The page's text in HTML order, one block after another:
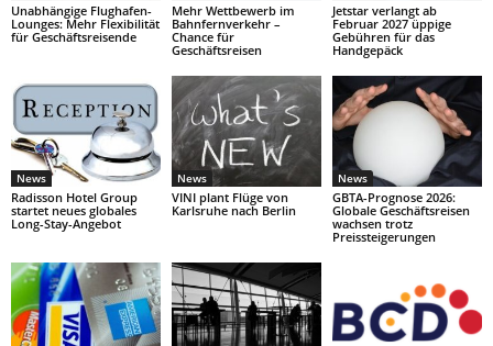
Unabhängige Flughafen-
Lounges: Mehr Flexibilität
für Geschäftsreisende
Mehr Wettbewerb im
Bahnfernverkehr –
Chance für
Geschäftsreisen
Jetstar verlangt ab
Februar 2027 üppige
Gebühren für das
Handgepäck
News
Radisson Hotel Group
startet neues globales
Long-Stay-Angebot
News
VINI plant Flüge von
Karlsruhe nach Berlin
News
GBTA-Prognose 2026:
Globale Geschäftsreisen
wachsen trotz
Preissteigerungen